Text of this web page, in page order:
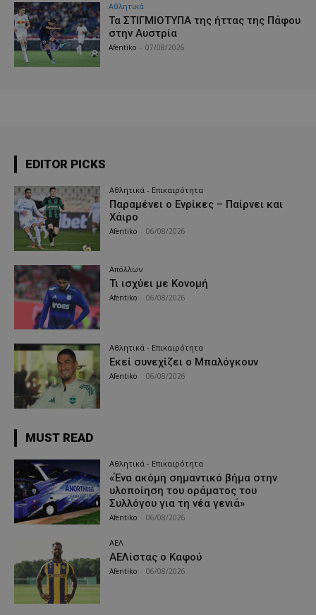
Αθλητικά
Τα ΣΤΙΓΜΙΟΤΥΠΑ της ήττας της Πάφου
στην Αυστρία
Afentiko 07/08/2026
EDITOR PICKS
Αθλητικά - Επικαιρότητα
Παραμένει ο Ενρίκες – Παίρνει και
Χάιρο
Afentiko 06/08/2026
Απόλλων
Τι ισχύει με Κονομή
Afentiko 06/08/2026
Αθλητικά - Επικαιρότητα
Εκεί συνεχίζει ο Μπαλόγκουν
Afentiko 06/08/2026
MUST READ
Αθλητικά - Επικαιρότητα
«Ένα ακόμη σημαντικό βήμα στην
υλοποίηση του οράματος του
Συλλόγου για τη νέα γενιά»
Afentiko 06/08/2026
ΑΕΛ
ΑΕΛίστας ο Καφού
Afentiko 06/08/2026